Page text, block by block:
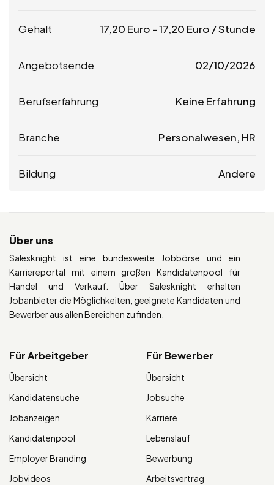
Gehalt 17,20 Euro -17,20 Euro / Stunde
Angebotsende 02/10/2026
Berufserfahrung Keine Erfahrung
Branche Personalwesen, HR
Bildung Andere
Über uns
Salesknight ist eine bundesweite Jobbörse und ein
Karriereportal mit einem großen Kandidatenpool für
Handel und Verkauf. Über Salesknight erhalten
Jobanbieter die Möglichkeiten, geeignete Kandidaten und
Bewerber aus allen Bereichen zu finden.
Für Arbeitgeber
Übersicht
Kandidatensuche
Jobanzeigen
Kandidatenpool
Employer Branding
Jobvideos
Für Bewerber
Übersicht
Jobsuche
Karriere
Lebenslauf
Bewerbung
Arbeitsvertrag